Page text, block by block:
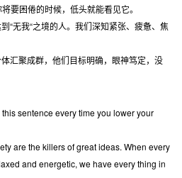
要困倦的时候，低头就能看见它。
“无我“之境的人。我们深知紧张、疲惫、焦
汇聚成群，他们目标明确，眼神笃定，没
this sentence every time you lower your
are the killers of great ideas. When every
and energetic, we have every thing in